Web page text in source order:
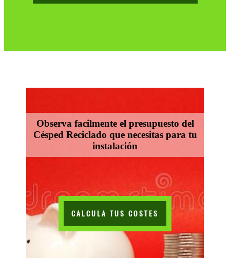
Observa facilmente el presupuesto del
Césped Reciclado que necesitas para tu
instalación
CALCULA TUS COSTES